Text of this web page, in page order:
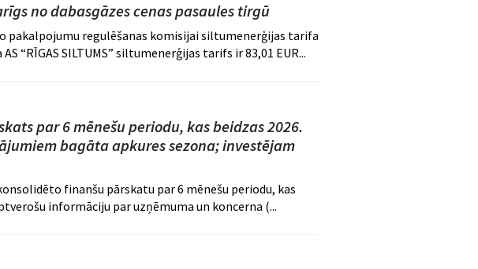
no dabasgāzes cenas pasaules tirgū
pakalpojumu regulēšanas komisijai siltumenerģijas tarifa
“RĪGAS SILTUMS” siltumenerģijas tarifs ir 83,01 EUR...
par 6 mēnešu periodu, kas beidzas 2026.
bagāta apkures sezona; investējam
finanšu pārskatu par 6 mēnešu periodu, kas
informāciju par uzņēmuma un koncerna (...